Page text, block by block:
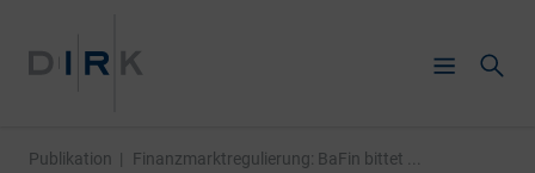
Publikation | Finanzmarktregulierung: BaFin bittet ...